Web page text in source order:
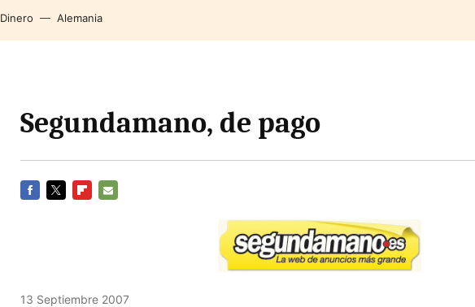
Dinero Alemania
Segundamano, de pago
13 Septiembre 2007